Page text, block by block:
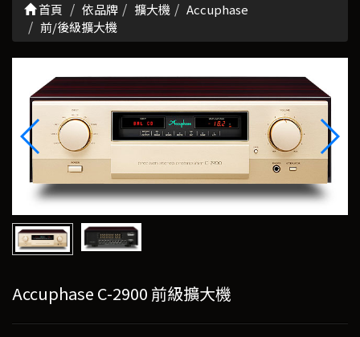
首頁 依品牌 擴大機
Accuphase
前/後級擴大機
Accuphase C-2900 前級擴大機